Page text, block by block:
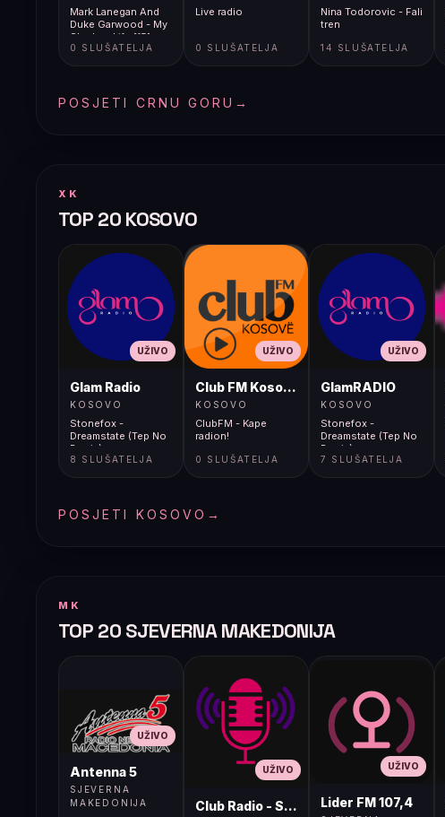
Mark Lanegan And
Duke Garwood - My
Shadow Life [f5]
0 SLUŠATELJA
Live radio
0 SLUŠATELJA
Nina Todorovic - Fali
tren
14 SLUŠATELJA
POSJETI CRNU GORU →
XK
TOP 20 KOSOVO
UŽIVO
Glam Radio
KOSOVO
Stonefox -
Dreamstate (Tep No
Remix)
8 SLUŠATELJA
UŽIVO
Club FM Kosovë
KOSOVO
ClubFM - Kape
radion!
0 SLUŠATELJA
UŽIVO
GlamRADIO
KOSOVO
Stonefox -
Dreamstate (Tep No
Remix)
7 SLUŠATELJA
POSJETI KOSOVO →
MK
TOP 20 SJEVERNA MAKEDONIJA
UŽIVO
Antenna 5
SJEVERNA
MAKEDONIJA
UŽIVO
Club Radio - Skopje, Mcedonia
UŽIVO
Lider FM 107,4